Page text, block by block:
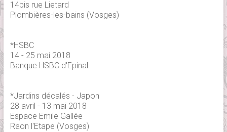
14bis rue Lietard
Plombières-les-bains (Vosges)
*HSBC
14 - 25 mai 2018
Banque HSBC d'Epinal
*Jardins décalés - Japon
28 avril - 13 mai 2018
Espace Emile Gallée
Raon l'Etape (Vosges)